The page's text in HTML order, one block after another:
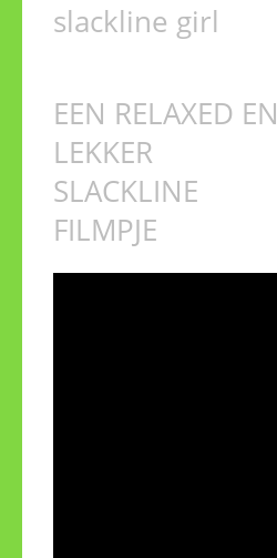
slackline girl
EEN RELAXED EN
LEKKER
SLACKLINE
FILMPJE